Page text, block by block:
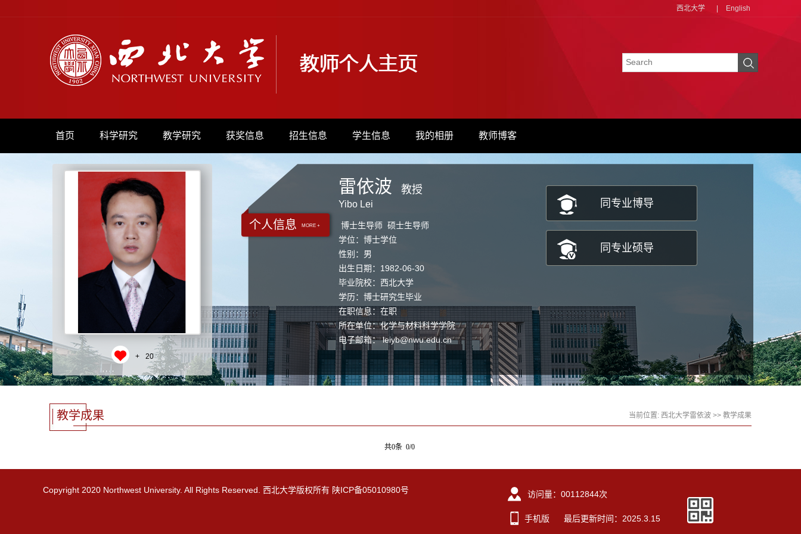
西北大学 English
首页 科学研究 教学研究 获奖信息 招生信息 学生信息 我的相册 教师博客
+ 20
个人信息 MORE +
雷依波
Yibo Lei
教授
博士生导师 硕士生导师
学位：博士学位
性别：男
出生日期：1982-06-30
毕业院校：西北大学
学历：博士研究生毕业
在职信息：在职
所在单位：化学与材料科学学院
电子邮箱： leiyb@nwu.edu.cn
同专业博导
同专业硕导
教学成果 当前位置: 西北大学雷依波 >> 教学成果
共0条 0/0
Copyright 2020 Northwest University. All Rights Reserved. 西北大学版权所有 陕ICP备05010980号 访问量： 00112844次
手机版 最后更新时间： 2025 3 15